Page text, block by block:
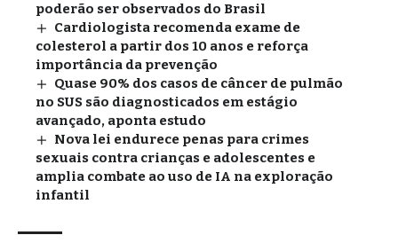
poderão ser observados do Brasil
Cardiologista recomenda exame de
colesterol a partir dos 10 anos e reforça
importância da prevenção
Quase 90% dos casos de câncer de pulmão
no SUS são diagnosticados em estágio
avançado, aponta estudo
Nova lei endurece penas para crimes
sexuais contra crianças e adolescentes e
amplia combate ao uso de IA na exploração
infantil